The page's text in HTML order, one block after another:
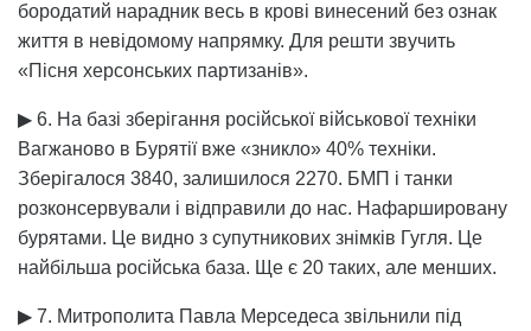
бородатий нарадник весь в крові винесений без ознак
життя в невідомому напрямку. Для решти звучить
«Пісня херсонських партизанів».
▶ 6. На базі зберігання російської військової техніки
Вагжаново в Бурятії вже «зникло» 40% техніки.
Зберігалося 3840, залишилося 2270. БМП і танки
розконсервували і відправили до нас. Нафаршировану
бурятами. Це видно з супутникових знімків Гугля. Це
найбільша російська база. Ще є 20 таких, але менших.
▶ 7. Митрополита Павла Мерседеса звільнили під